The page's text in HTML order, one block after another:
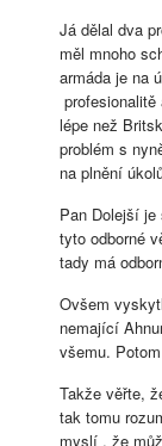
Já dělal dva
měl mnoho
armáda je na
lépe než
problém s
na plnění
Pan Dolejší
tyto odborné
tady má
Ovšem
nemající
všemu.
Takže věřte,
tak tomu
myslí , že